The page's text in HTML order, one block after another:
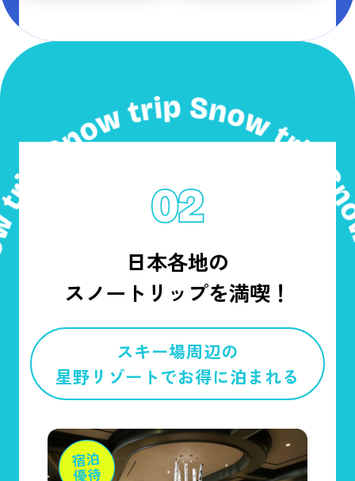
日本各地の
スノートリップを満喫！
スキー場周辺の
星野リゾートでお得に泊まれる